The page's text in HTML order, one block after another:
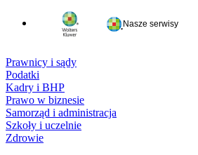
Nasze serwisy
Prawnicy i sądy
Podatki
Kadry i BHP
Prawo w biznesie
Samorząd i administracja
Szkoły i uczelnie
Zdrowie